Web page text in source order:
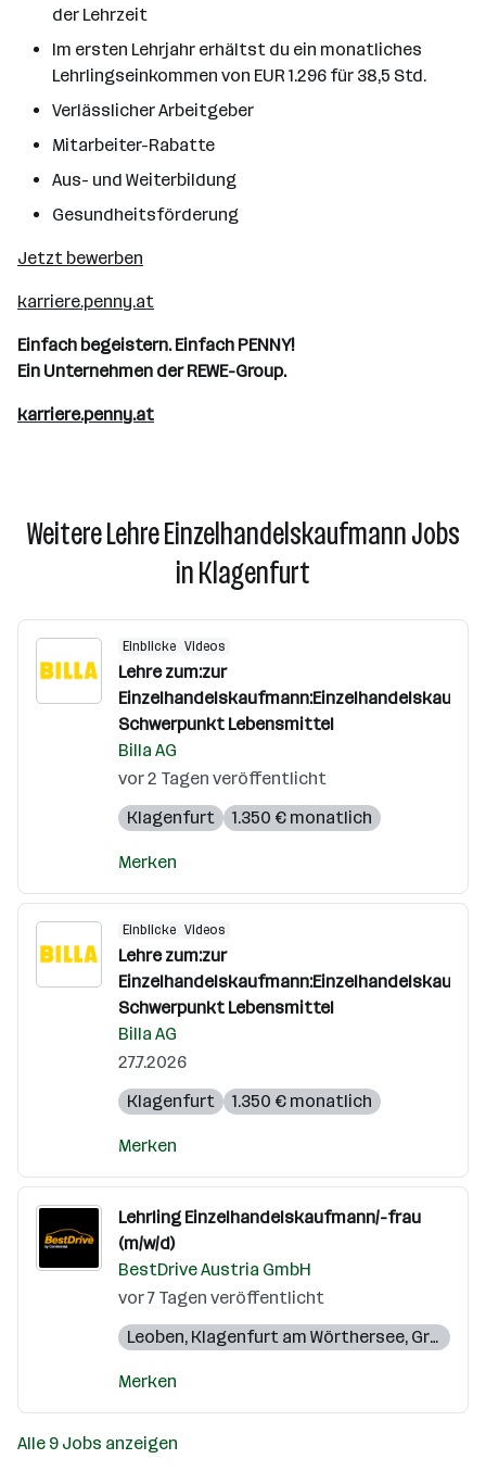
der Lehrzeit
Im ersten Lehrjahr erhältst du ein monatliches
Lehrlingseinkommen von EUR 1.296 für 38,5 Std.
Verlässlicher Arbeitgeber
Mitarbeiter-Rabatte
Aus- und Weiterbildung
Gesundheitsförderung
Jetzt bewerben
karriere.penny.at
Einfach begeistern. Einfach PENNY!
Ein Unternehmen der REWE-Group.
karriere.penny.at
Weitere Lehre Einzelhandelskaufmann Jobs
in Klagenfurt
Einblicke Videos
Lehre zum:zur
Schwerpunkt Lebensmittel
Billa AG
vor 2 Tagen veröffentlicht
Klagenfurt
1.350 € monatlich
Merken
Einblicke Videos
Lehre zum:zur
Schwerpunkt Lebensmittel
Billa AG
27.7.2026
Klagenfurt
1.350 € monatlich
Merken
Lehrling Einzelhandelskaufmann/-frau
(m/w/d)
BestDrive Austria GmbH
vor 7 Tagen veröffentlicht
Leoben, Klagenfurt am Wörthersee, Gröbming
Merken
Alle 9 Jobs anzeigen